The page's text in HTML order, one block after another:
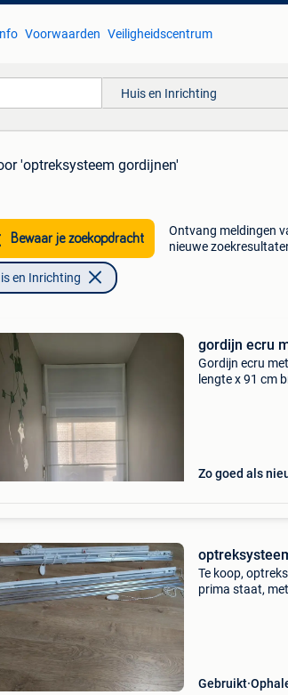
Voorwaarden Veiligheidscentrum
Huis en Inrichting
'optreksysteem gordijnen'
Bewaar je zoekopdracht
Ontvang meldingen
nieuwe
en Inrichting
gordijn ecru
Gordijn ecru
lengte x 91 cm
Zo goed als
Te koop,
prima staat,
Gebruikt